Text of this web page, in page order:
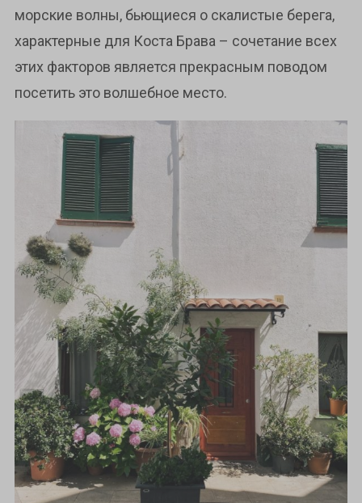
морские волны, бьющиеся о скалистые берега,
характерные для Коста Брава – сочетание всех
этих факторов является прекрасным поводом
посетить это волшебное место.